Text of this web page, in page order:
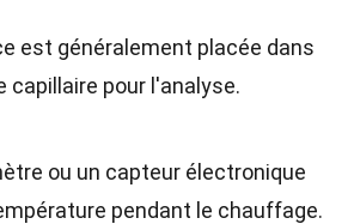
est généralement placée dans
capillaire pour l'analyse.
ou un capteur électronique
pendant le chauffage.